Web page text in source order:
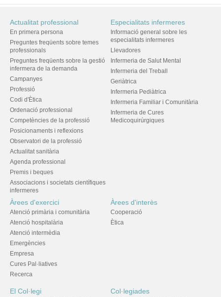
Actualitat professional
En primera persona
Preguntes freqüents sobre temes
professionals
Preguntes freqüents sobre la gestió
infermera de la demanda
Campanyes
Professió
Codi d'Ètica
Ordenació professional
Competències de la professió
Posicionaments i reflexions
Observatori de la professió
Actualitat sanitària
Agenda professional
Premis i beques
Associacions i societats científiques
infermeres
Especialitats infermeres
Informació general sobre les
especialitats infermeres
Llevadores
Infermeria de Salut Mental
Infermeria del Treball
Geriàtrica
Infermeria Pediàtrica
Infermeria Familiar i Comunitària
Infermeria de Cures
Medicoquirúrgiques
Àrees d'exercici
Atenció primària i comunitària
Atenció hospitalària
Atenció intermèdia
Emergències
Empresa
Cures Pal·liatives
Recerca
Àrees d'interès
Cooperació
Ètica
El Col·legi Col·legiades